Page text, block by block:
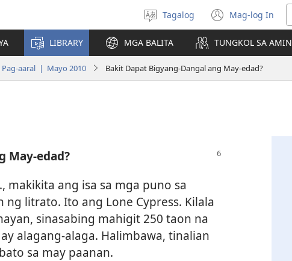
Pumili
ng
wika
Tagalog Mag-log In
(may
bubukas
na
bagong
window)
LIBRARY MGA BALITA TUNGKOL SA AMIN
aaral | Mayo 2010 Bakit Dapat Bigyang-Dangal ang May-edad?
May-edad?
makikita ang isa sa mga puno sa
litrato. Ito ang Lone Cypress. Kilala
sinasabing mahigit 250 taon na
alagang-alaga. Halimbawa, tinalian
sa may paanan.